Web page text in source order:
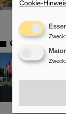
CSD in
Cookie-
Zweck:
Zweck: